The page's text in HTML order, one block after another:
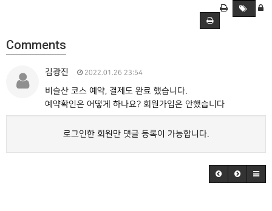
Comments
김광진 2022.01.26 23:54
비슬산 코스 예약, 결제도 완료 했습니다.
예약확인은 어떻게 하나요? 회원가입은 안했습니다
로그인한 회원만 댓글 등록이 가능합니다.